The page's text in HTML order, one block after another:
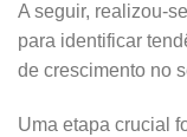
A seguir, realizou-
para identificar
de crescimento no
Uma etapa crucial